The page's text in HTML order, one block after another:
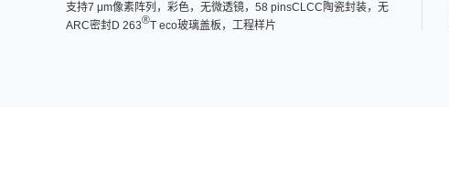
支持7 μm像素阵列，彩色，无微透镜，58 pinsCLCC陶瓷封装，无
ARC密封D 263®T eco玻璃盖板，工程样片